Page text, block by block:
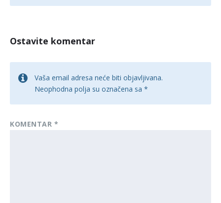
Ostavite komentar
Vaša email adresa neće biti objavljivana.
Neophodna polja su označena sa *
KOMENTAR*